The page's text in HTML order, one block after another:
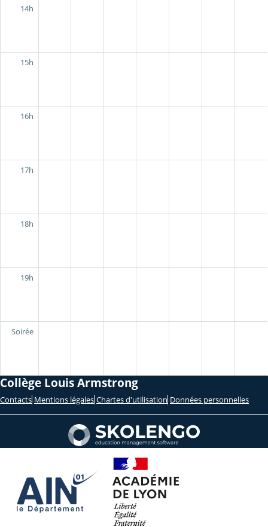
14h
15h
16h
17h
18h
19h
Soirée
Collège Louis Armstrong
Contacts Mentions légales Chartes d'utilisation Données personnelles